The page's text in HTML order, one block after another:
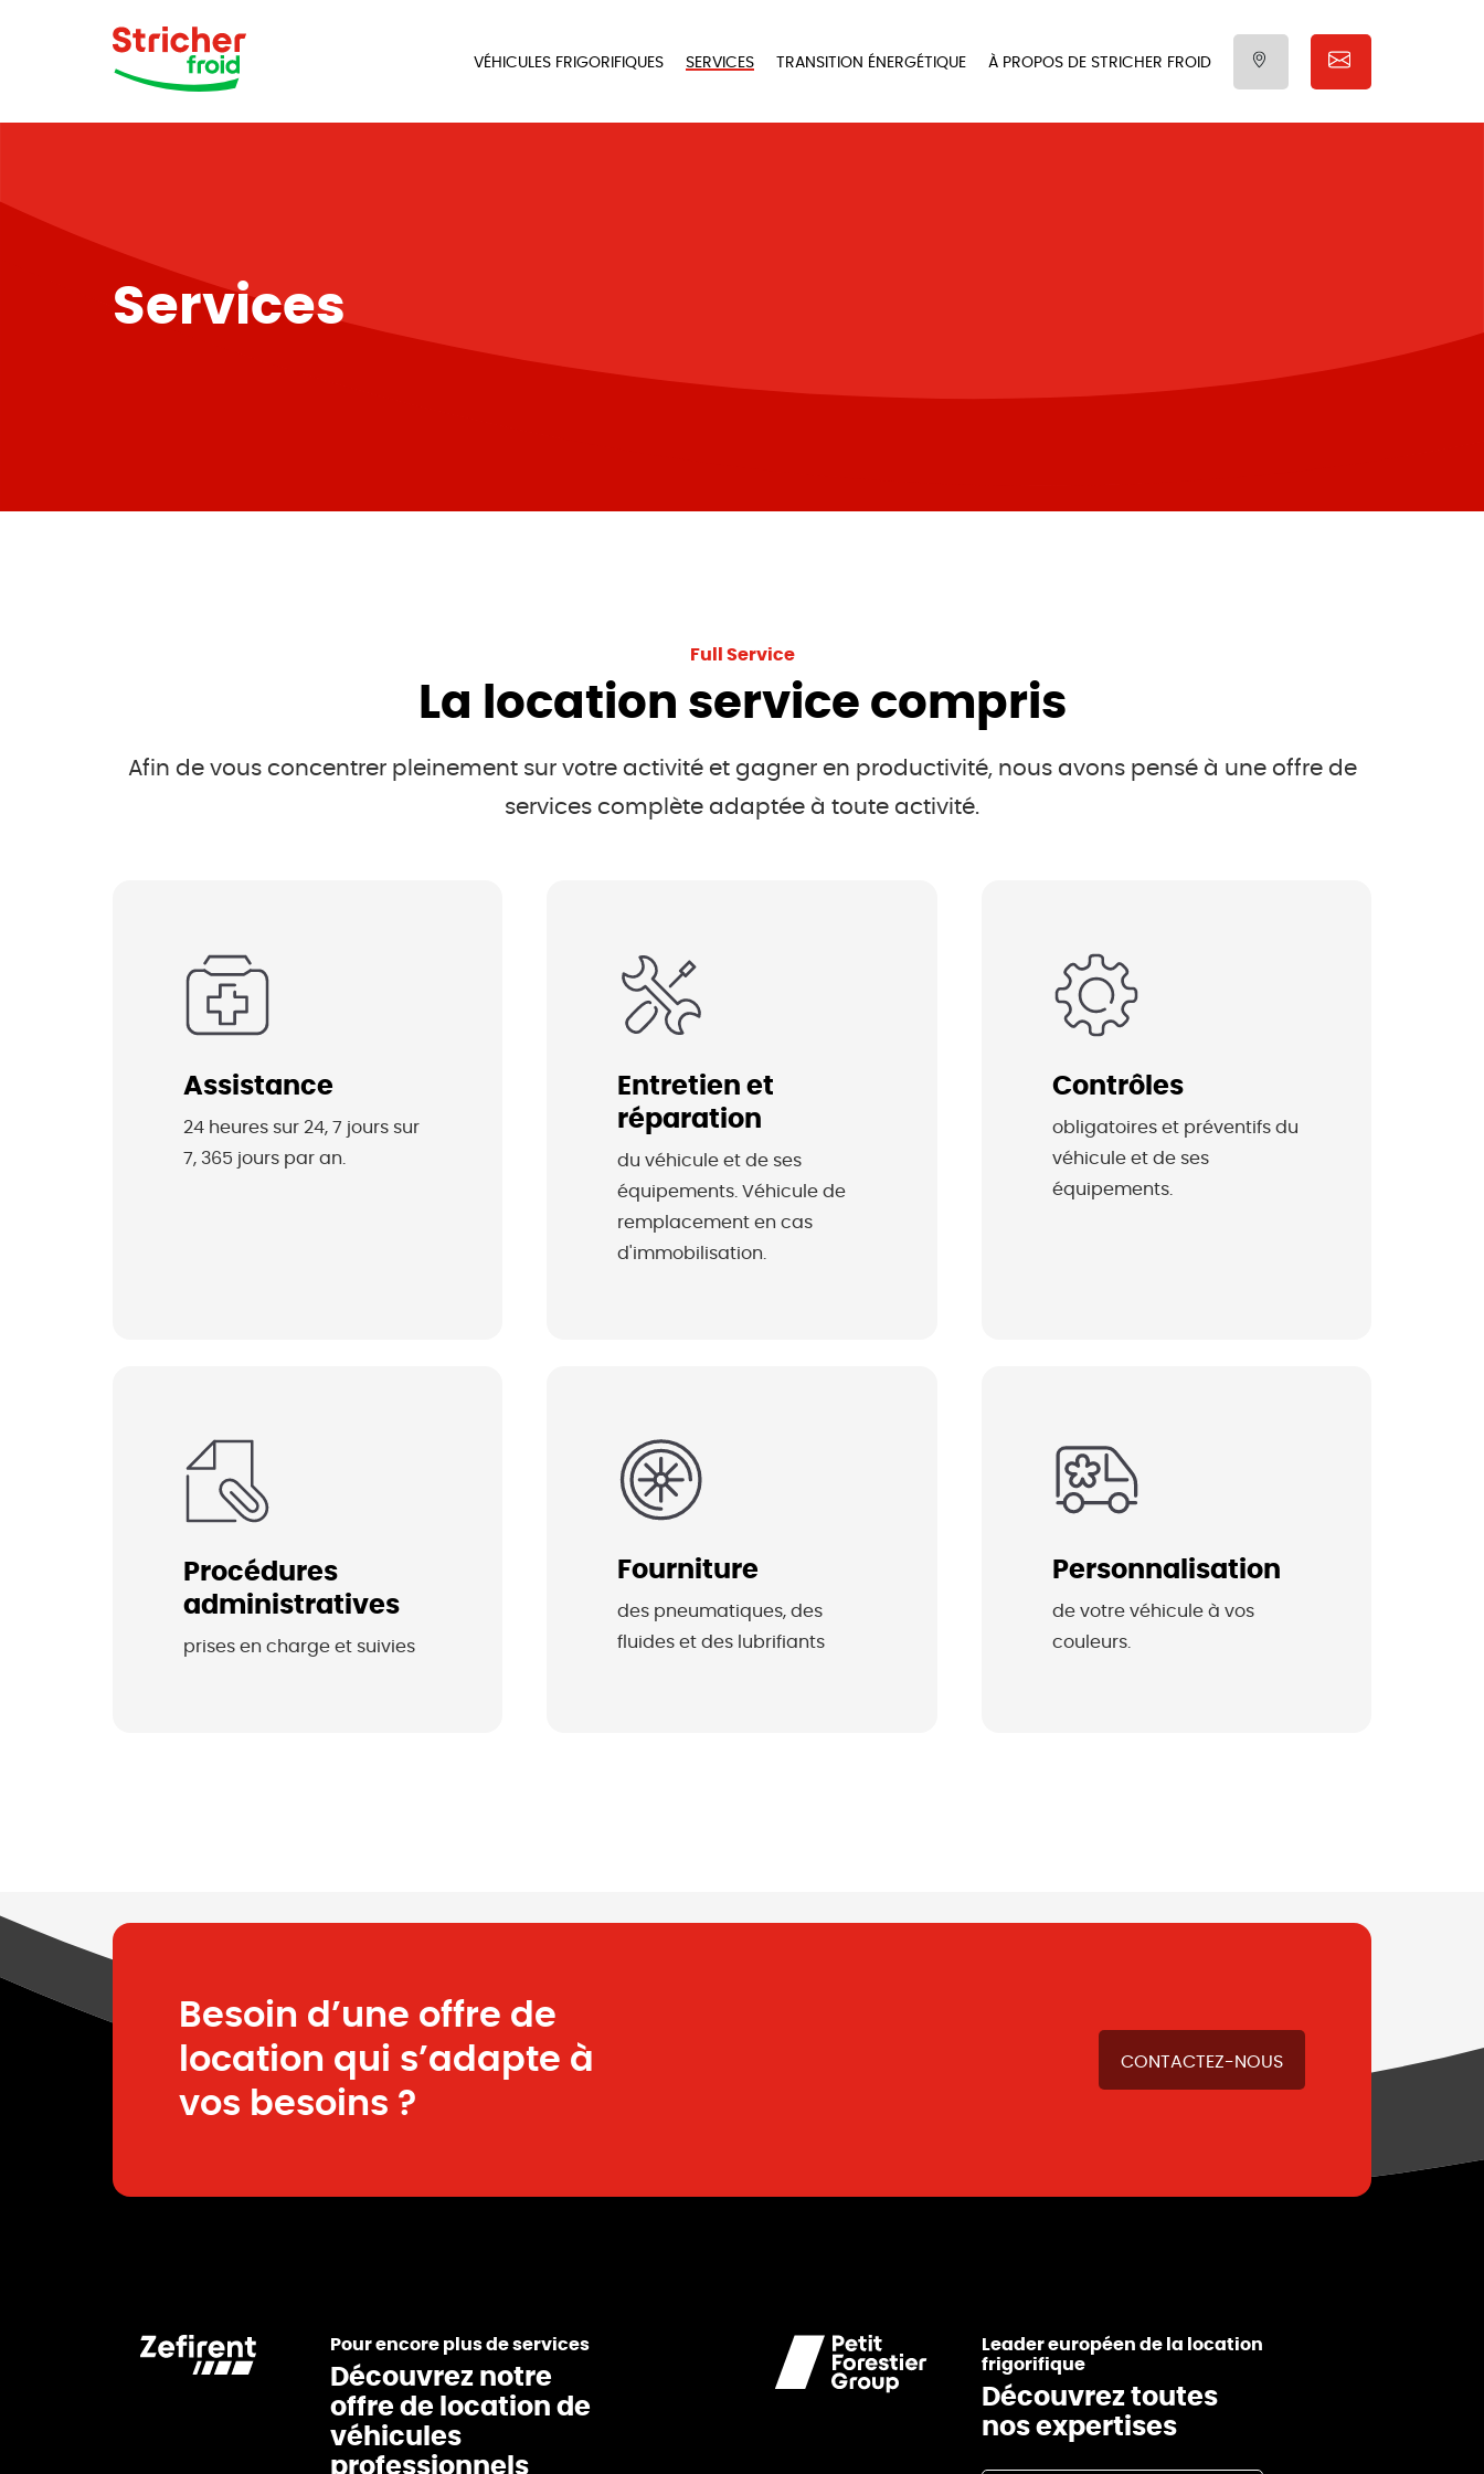
VÉHICULES FRIGORIFIQUES SERVICES TRANSITION ÉNERGÉTIQUE À PROPOS DE STRICHER FROID
Services
Full Service
La location service compris
Afin de vous concentrer pleinement sur votre activité et gagner en productivité, nous avons pensé à une offre de
services complète adaptée à toute activité.
Assistance
24 heures sur 24, 7 jours sur
7, 365 jours par an.
Entretien et
réparation
du véhicule et de ses
équipements. Véhicule de
remplacement en cas
d'immobilisation.
Contrôles
obligatoires et préventifs du
véhicule et de ses
équipements.
Procédures
administratives
prises en charge et suivies
Fourniture
des pneumatiques, des
fluides et des lubrifiants
Personnalisation
de votre véhicule à vos
couleurs.
Besoin d’une offre de
location qui s’adapte à
vos besoins ?
CONTACTEZ-NOUS
Pour encore plus de services
Découvrez notre
offre de location de
véhicules
professionnels
Leader européen de la location
frigorifique
Découvrez toutes
nos expertises